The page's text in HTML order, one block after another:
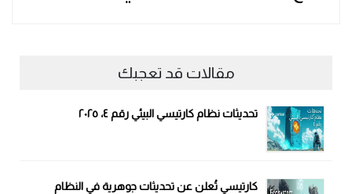
مقالات قد تعجبك
تحديثات نظام كارتيسي البيئي رقم ٤، ٢٠٢٥
كارتيسي تُعلن عن تحديثات جوهرية في النظام